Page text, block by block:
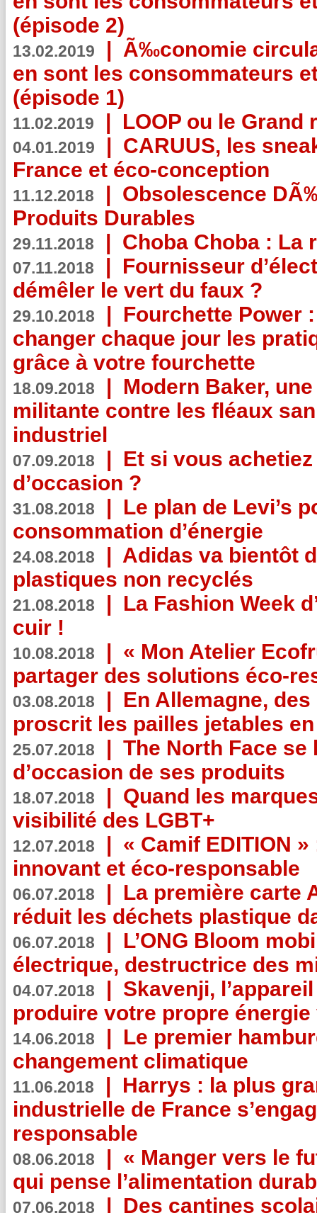
(épisode 2)
13.02.2019 | Ã‰conomie
en sont les consommateurs
(épisode 1)
11.02.2019 | LOOP ou le Grand
04.01.2019 | CARUUS, les
France et éco-conception
11.12.2018 | Obsolescence
Produits Durables
29.11.2018 | Choba Choba : La
07.11.2018 | Fournisseur
démêler le vert du faux ?
29.10.2018 | Fourchette Power
changer chaque jour les
grâce à votre fourchette
18.09.2018 | Modern Baker,
militante contre les fléaux
industriel
07.09.2018 | Et si vous
d’occasion ?
31.08.2018 | Le plan de Levi’s
consommation d’énergie
24.08.2018 | Adidas va bientôt
plastiques non recyclés
21.08.2018 | La Fashion Week
cuir !
10.08.2018 | « Mon Atelier
partager des solutions éco-
03.08.2018 | En Allemagne,
proscrit les pailles jetables
25.07.2018 | The North Face se
d’occasion de ses produits
18.07.2018 | Quand les
visibilité des LGBT+
12.07.2018 | « Camif EDITION
innovant et éco-responsable
06.07.2018 | La première carte
réduit les déchets plastique
06.07.2018 | L’ONG Bloom
électrique, destructrice des
04.07.2018 | Skavenji,
produire votre propre
14.06.2018 | Le premier
changement climatique
11.06.2018 | Harrys : la plus
industrielle de France
responsable
08.06.2018 | « Manger vers le
qui pense l’alimentation
07.06.2018 | Des cantines